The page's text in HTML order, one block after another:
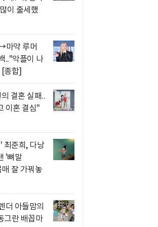
이 출세했
마약 루머
.."악플이 나
종합]
결혼 실패..
이혼 결심"
최준희, 다낭
'뼈말
잘 가꿔놓
더 아들맘의
그란 배꼽마